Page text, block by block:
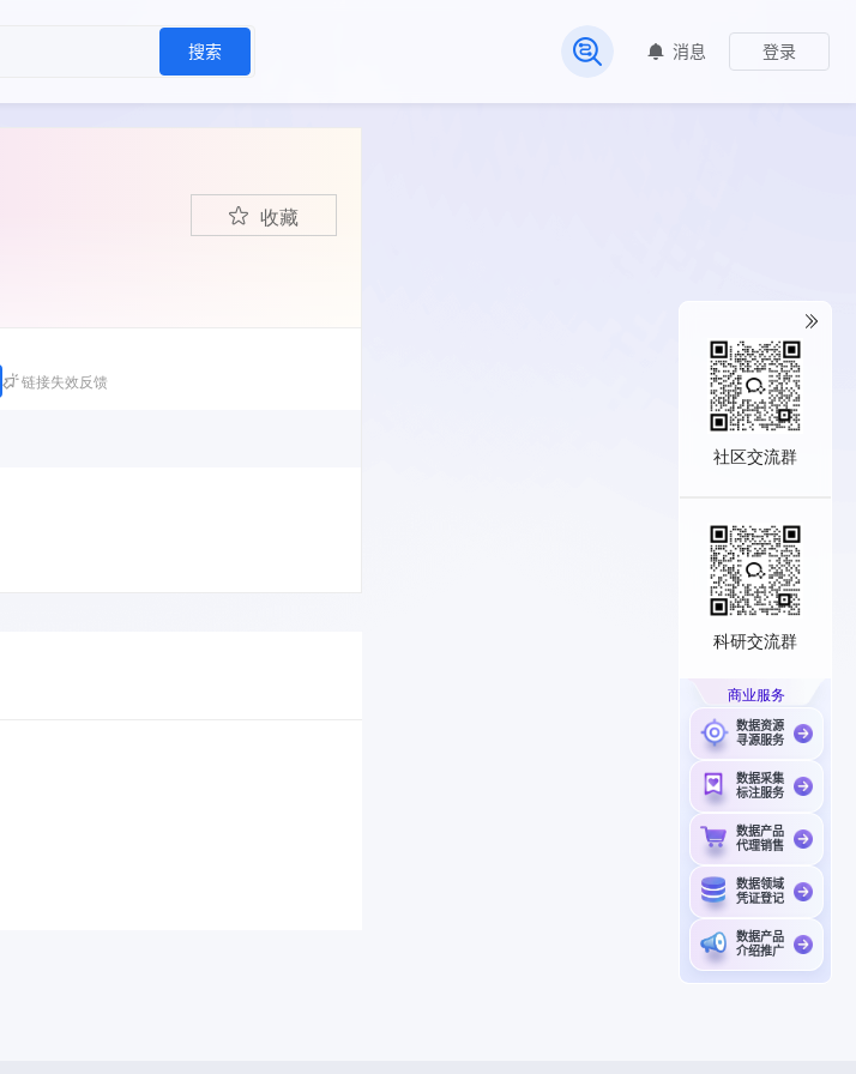
搜索
常见问题
消息 登录
收藏
链接失效反馈
社区交流群
科研交流群
商业服务
数据资源
寻源服务
数据采集
标注服务
数据产品
代理销售
数据领域
凭证登记
数据产品
介绍推广